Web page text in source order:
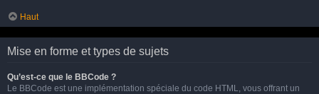
Haut
Mise en forme et types de sujets
Qu’est-ce que le BBCode ?
Le BBCode est une implémentation spéciale du code HTML, vous offrant un